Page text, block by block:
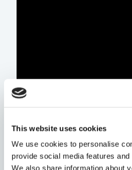
This website uses cookies
We use cookies to personalise
provide social media features
We also share information about